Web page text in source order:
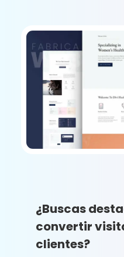
¿Buscas
convertir
clientes?